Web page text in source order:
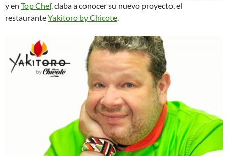
y en Top Chef,daba a conocer su nuevo proyecto, el
restauranteYakitoro by Chicote.